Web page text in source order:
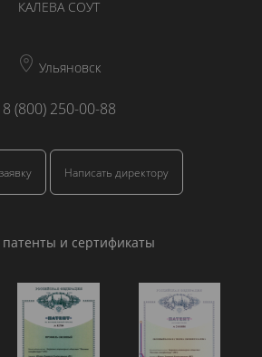
КАЛЕВА СОУТ
Ульяновск
8 (800) 250-00-88
Написать директору
и сертификаты